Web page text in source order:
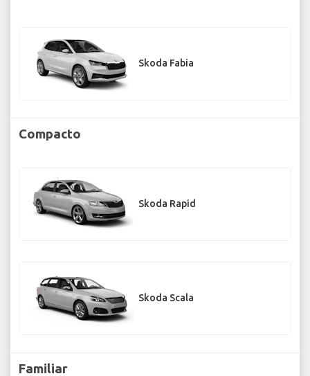
Skoda Fabia
Compacto
Skoda Rapid
Skoda Scala
Familiar